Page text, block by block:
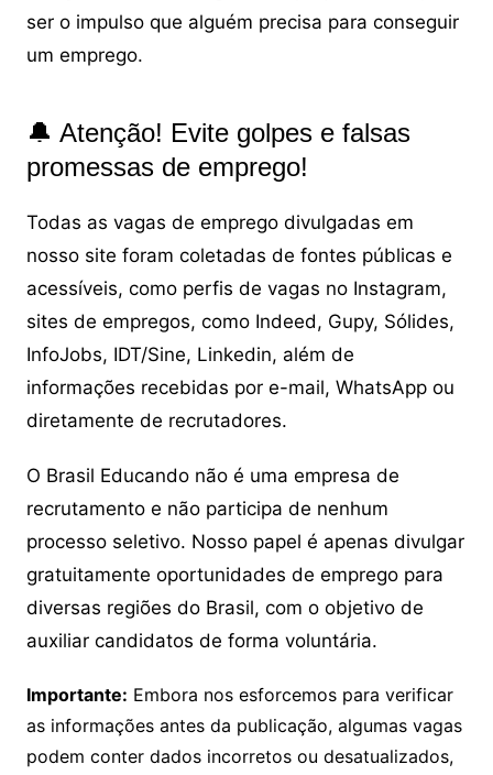
ser o impulso que alguém precisa para conseguir
um emprego.
🔔 Atenção! Evite golpes e falsas
promessas de emprego!
Todas as vagas de emprego divulgadas em
nosso site foram coletadas de fontes públicas e
acessíveis, como perfis de vagas no Instagram,
sites de empregos, como Indeed, Gupy, Sólides,
InfoJobs, IDT/Sine, Linkedin, além de
informações recebidas por e-mail, WhatsApp ou
diretamente de recrutadores.
O Brasil Educando não é uma empresa de
recrutamento e não participa de nenhum
processo seletivo. Nosso papel é apenas divulgar
gratuitamente oportunidades de emprego para
diversas regiões do Brasil, com o objetivo de
auxiliar candidatos de forma voluntária.
Importante: Embora nos esforcemos para verificar
as informações antes da publicação, algumas vagas
podem conter dados incorretos ou desatualizados,